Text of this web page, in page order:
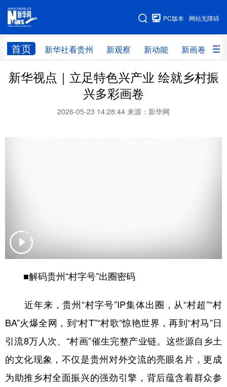
网站无障碍
PC版本
首页 新华社看贵州 新观察 新动能 新画卷
网站地图
新华社看贵州 新观察 新动能 新画卷
贵州领导 人事
直播
辽宁 吉林 上海 江苏
浙江 安徽 福建 江西
广东 广西 海南 重庆
新华视点｜立足特色兴产业 绘就乡村振
兴多彩画卷
2026-05-23 14:28:44 来源：新华网
■解码贵州“村字号”出圈密码
近年来，贵州“村字号”IP集体出圈，从“村超”“村
BA”火爆全网，到“村T”“村歌”惊艳世界，再到“村马”日
引流8万人次、“村画”催生完整产业链。这些源自乡土
的文化现象，不仅是贵州对外交流的亮眼名片，更成
为助推乡村全面振兴的强劲引擎，背后蕴含着群众参